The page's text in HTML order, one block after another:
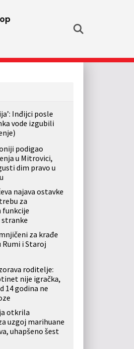
Inđijci posle
vode izgubili
podigao
u Mitrovici,
dim pravo u
najava ostavke
za
funkcije
stranke
za krađe
i Staroj
roditelje:
nije igračka,
14 godina ne
otkrila
uzgoj marihuane
uhapšeno šest